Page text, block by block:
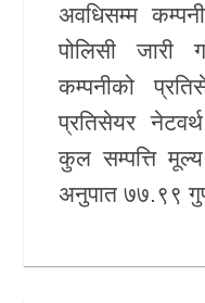
अवधिसम्म
पोलिसी जारी
कम्पनीको
प्रतिसेयर
कुल सम्पत्ति
अनुपात ७७.९९